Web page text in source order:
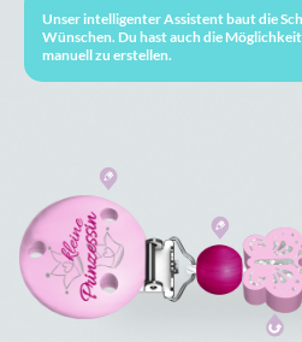
Schnullerkette
Schlüsselanhänger
Galerie
Warenkorb
Unser intelligenter Assistent baut die
Wünschen. Du hast auch die
manuell zu erstellen.
neustarten So geht's